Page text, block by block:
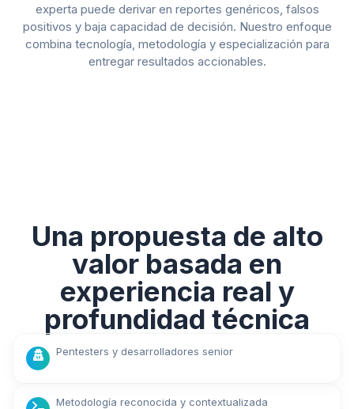
experta puede derivar en reportes genéricos, falsos
positivos y baja capacidad de decisión. Nuestro enfoque
combina tecnología, metodología y especialización para
entregar resultados accionables.
Una propuesta de alto
valor basada en
experiencia real y
profundidad técnica
Pentesters y desarrolladores senior
Metodología reconocida y contextualizada